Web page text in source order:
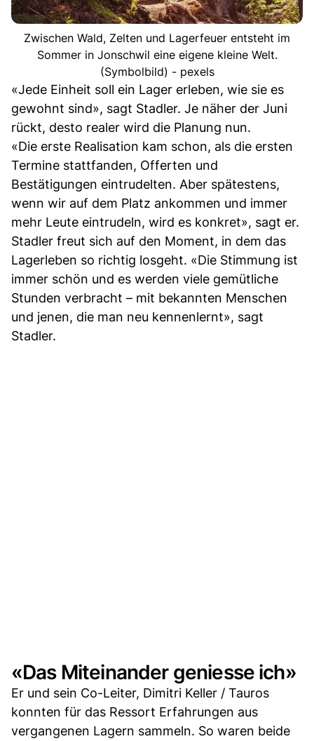
Zwischen Wald, Zelten und Lagerfeuer entsteht im
Sommer in Jonschwil eine eigene kleine Welt.
(Symbolbild) - pexels
«Jede Einheit soll ein Lager erleben, wie sie es
gewohnt sind», sagt Stadler. Je näher der Juni
rückt, desto realer wird die Planung nun.
«Die erste Realisation kam schon, als die ersten
Termine stattfanden, Offerten und
Bestätigungen eintrudelten. Aber spätestens,
wenn wir auf dem Platz ankommen und immer
mehr Leute eintrudeln, wird es konkret», sagt er.
Stadler freut sich auf den Moment, in dem das
Lagerleben so richtig losgeht. «Die Stimmung ist
immer schön und es werden viele gemütliche
Stunden verbracht – mit bekannten Menschen
und jenen, die man neu kennenlernt», sagt
Stadler.
«Das Miteinander geniesse ich»
Er und sein Co-Leiter, Dimitri Keller / Tauros
konnten für das Ressort Erfahrungen aus
vergangenen Lagern sammeln. So waren beide